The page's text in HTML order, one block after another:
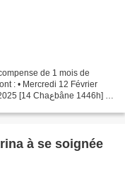
de 1 mois de
à se soignée